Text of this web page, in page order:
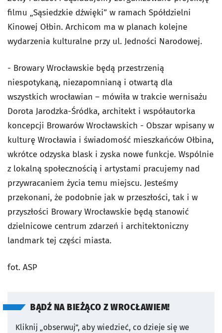
filmu „Sąsiedzkie dźwięki” w ramach Spółdzielni
Kinowej Ołbin. Archicom ma w planach kolejne
wydarzenia kulturalne przy ul. Jedności Narodowej.
- Browary Wrocławskie będą przestrzenią
niespotykaną, niezapomnianą i otwartą dla
wszystkich wrocławian – mówiła w trakcie wernisażu
Dorota Jarodzka-Śródka, architekt i współautorka
koncepcji Browarów Wrocławskich - Obszar wpisany w
kulturę Wrocławia i świadomość mieszkańców Ołbina,
wkrótce odzyska blask i zyska nowe funkcje. Wspólnie
z lokalną społecznością i artystami pracujemy nad
przywracaniem życia temu miejscu. Jesteśmy
przekonani, że podobnie jak w przeszłości, tak i w
przyszłości Browary Wrocławskie będą stanowić
dzielnicowe centrum zdarzeń i architektoniczny
landmark tej części miasta.
fot. ASP
BĄDŹ NA BIEŻĄCO Z WROCŁAWIEM!
Kliknij „obserwuj”, aby wiedzieć, co dzieje się we